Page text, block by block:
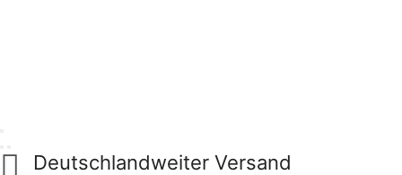
Deutschlandweiter Versand